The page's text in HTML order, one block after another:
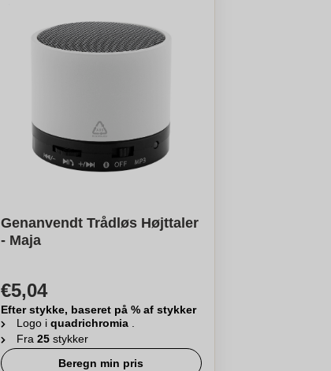
Genanvendt Trådløs Højttaler
- Maja
€5,04
Efter stykke, baseret på % af stykker
Logo i quadrichromia .
Fra 25 stykker
Beregn min pris